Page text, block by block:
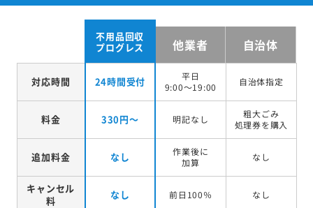
不用品回収
プログレス
他業者 自治体
対応時間 24時間受付
平日
9:00～19:00
自治体指定
料金 330円～ 明記なし
粗大ごみ
処理券を購入
追加料金 なし
作業後に
加算
なし
キャンセル
料
なし 前日100％ なし